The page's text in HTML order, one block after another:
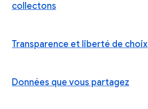
collectons
Transparence et liberté de choix
Données que vous partagez